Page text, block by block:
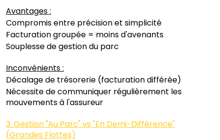
Avantages :
Compromis entre précision et simplicité
Facturation groupée = moins d'avenants
Souplesse de gestion du parc
Inconvénients :
Décalage de trésorerie (facturation différée)
Nécessite de communiquer régulièrement les
mouvements à l'assureur
3. Gestion "Au Parc" vs "En Demi-Différence"
(Grandes Flottes)